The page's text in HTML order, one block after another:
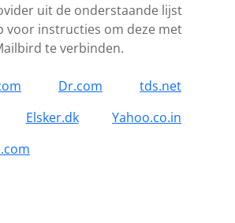
uit de onderstaande lijst
voor instructies om deze met
te verbinden.
Dr.com
tds.net
Elsker.dk
Yahoo.co.in